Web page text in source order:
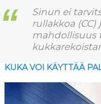
Sinun ei
rullakkoa
mahdollisuus
KUKA VOI KÄYTTÄÄ